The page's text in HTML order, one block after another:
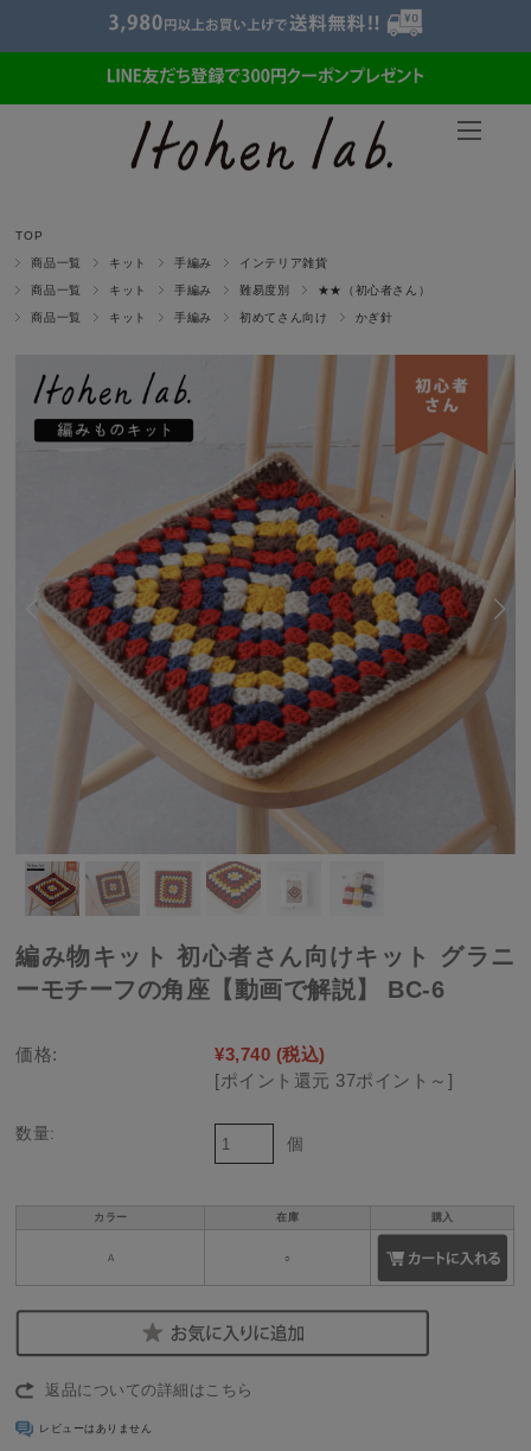
TOP
商品一覧 キット 手編み インテリア雑貨
商品一覧 キット 手編み 難易度別 ★★（初心者さん）
商品一覧 キット 手編み 初めてさん向け かぎ針
編み物キット 初心者さん向けキット グラニ
ーモチーフの角座【動画で解説】 BC-6
価格: ¥3,740 (税込)
[ポイント還元 37ポイント～]
数量:
個
カラー 在庫 購入
A ○
返品についての詳細はこちら
レビューはありません